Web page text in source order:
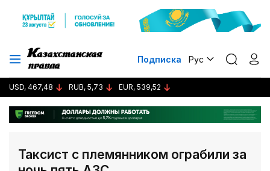
Подписка Рус
USD, 467,48 RUB, 5,73 EUR, 539,52
Таксист с племянником ограбили за